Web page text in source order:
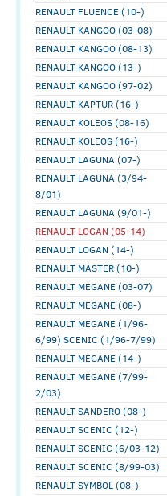
RENAULT FLUENCE (10-)
RENAULT KANGOO (03-08)
RENAULT KANGOO (08-13)
RENAULT KANGOO (13-)
RENAULT KANGOO (97-02)
RENAULT KAPTUR (16-)
RENAULT KOLEOS (08-16)
RENAULT KOLEOS (16-)
RENAULT LAGUNA (07-)
RENAULT LAGUNA (3/94-
8/01)
RENAULT LAGUNA (9/01-)
RENAULT LOGAN (05-14)
RENAULT LOGAN (14-)
RENAULT MASTER (10-)
RENAULT MEGANE (03-07)
RENAULT MEGANE (08-)
RENAULT MEGANE (1/96-
6/99) SCENIC (1/96-7/99)
RENAULT MEGANE (14-)
RENAULT MEGANE (7/99-
2/03)
RENAULT SANDERO (08-)
RENAULT SCENIC (12-)
RENAULT SCENIC (6/03-12)
RENAULT SCENIC (8/99-03)
RENAULT SYMBOL (08-)